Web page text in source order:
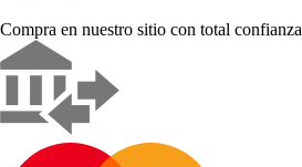
Compra en nuestro sitio con total confianza